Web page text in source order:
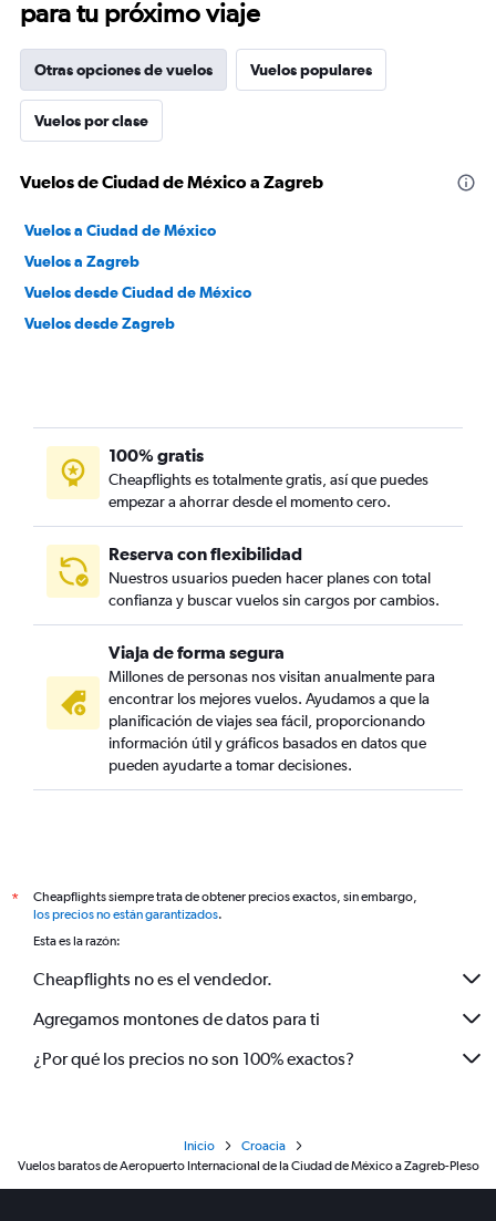
para tu próximo viaje
Otras opciones de vuelos Vuelos populares
Vuelos por clase
Vuelos de Ciudad de México a Zagreb
Vuelos a Ciudad de México
Vuelos a Zagreb
Vuelos desde Ciudad de México
Vuelos desde Zagreb
100% gratis
Cheapflights es totalmente gratis, así que puedes
empezar a ahorrar desde el momento cero.
Reserva con flexibilidad
Nuestros usuarios pueden hacer planes con total
confianza y buscar vuelos sin cargos por cambios.
Viaja de forma segura
Millones de personas nos visitan anualmente para
encontrar los mejores vuelos. Ayudamos a que la
planificación de viajes sea fácil, proporcionando
información útil y gráficos basados en datos que
pueden ayudarte a tomar decisiones.
*
Cheapflights siempre trata de obtener precios exactos, sin embargo,
los precios no están garantizados.
Esta es la razón:
Cheapflights no es el vendedor.
Agregamos montones de datos para ti
¿Por qué los precios no son 100% exactos?
Inicio
Croacia
Vuelos baratos de Aeropuerto Internacional de la Ciudad de México a Zagreb-Pleso